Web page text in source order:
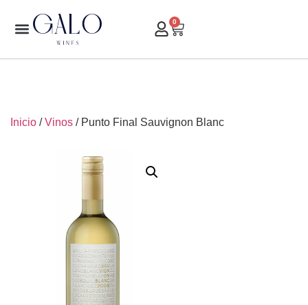
0
Inicio /Vinos / Punto Final Sauvignon Blanc